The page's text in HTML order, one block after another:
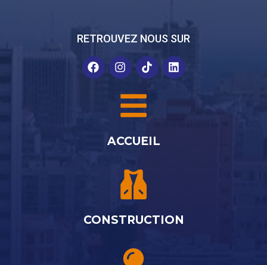
RETROUVEZ NOUS SUR
ACCUEIL
CONSTRUCTION